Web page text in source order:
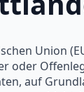
Union
oder
auf